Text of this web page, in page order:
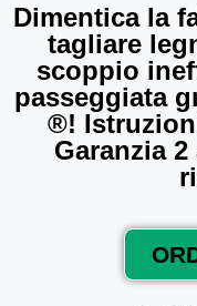
Dimentica la
tagliare
scoppio
passeggiata
®!
Garanzia